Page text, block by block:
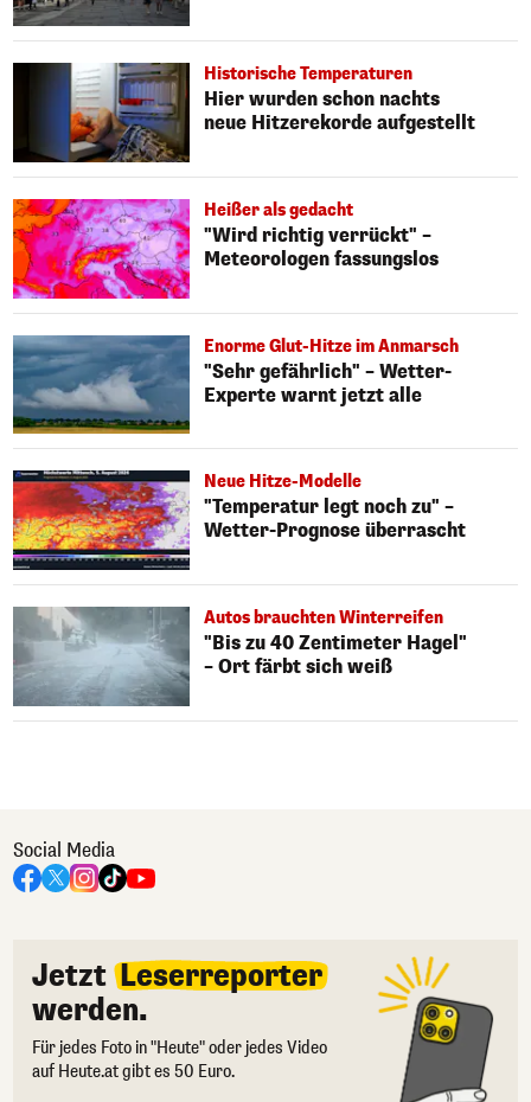
Historische Temperaturen
Hier wurden schon nachts
neue Hitzerekorde aufgestellt
Heißer als gedacht
"Wird richtig verrückt" –
Meteorologen fassungslos
Enorme Glut-Hitze im Anmarsch
"Sehr gefährlich" – Wetter-
Experte warnt jetzt alle
Neue Hitze-Modelle
"Temperatur legt noch zu" –
Wetter-Prognose überrascht
Autos brauchten Winterreifen
"Bis zu 40 Zentimeter Hagel"
– Ort färbt sich weiß
Social Media
Jetzt Leserreporter
werden.
Für jedes Foto in "Heute" oder jedes Video
auf Heute.at gibt es 50 Euro.